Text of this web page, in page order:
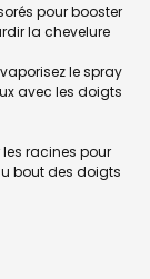
pour booster
la chevelure
le spray
avec les doigts
racines pour
bout des doigts